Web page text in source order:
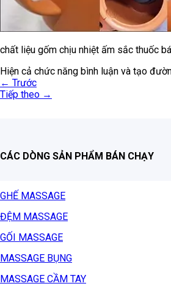
chất liệu gốm chịu nhiệt ấm sắc thuốc
Hiện cả chức năng bình luận và tạo
← Trước
Tiếp theo →
CÁC DÒNG SẢN PHẨM BÁN CHẠY
GHẾ MASSAGE
ĐỆM MASSAGE
GỐI MASSAGE
MASSAGE BỤNG
MASSAGE CẦM TAY